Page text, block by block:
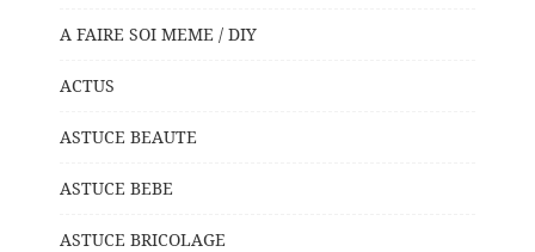
A FAIRE SOI MEME / DIY
ACTUS
ASTUCE BEAUTE
ASTUCE BEBE
ASTUCE BRICOLAGE